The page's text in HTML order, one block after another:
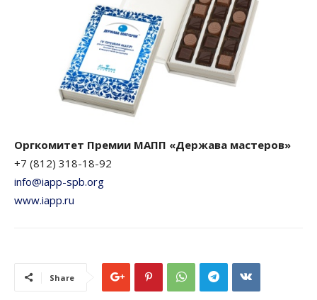
Оргкомитет Премии МАПП «Держава мастеров»
+7 (812) 318-18-92
info@iapp-spb.org
www.iapp.ru
Share